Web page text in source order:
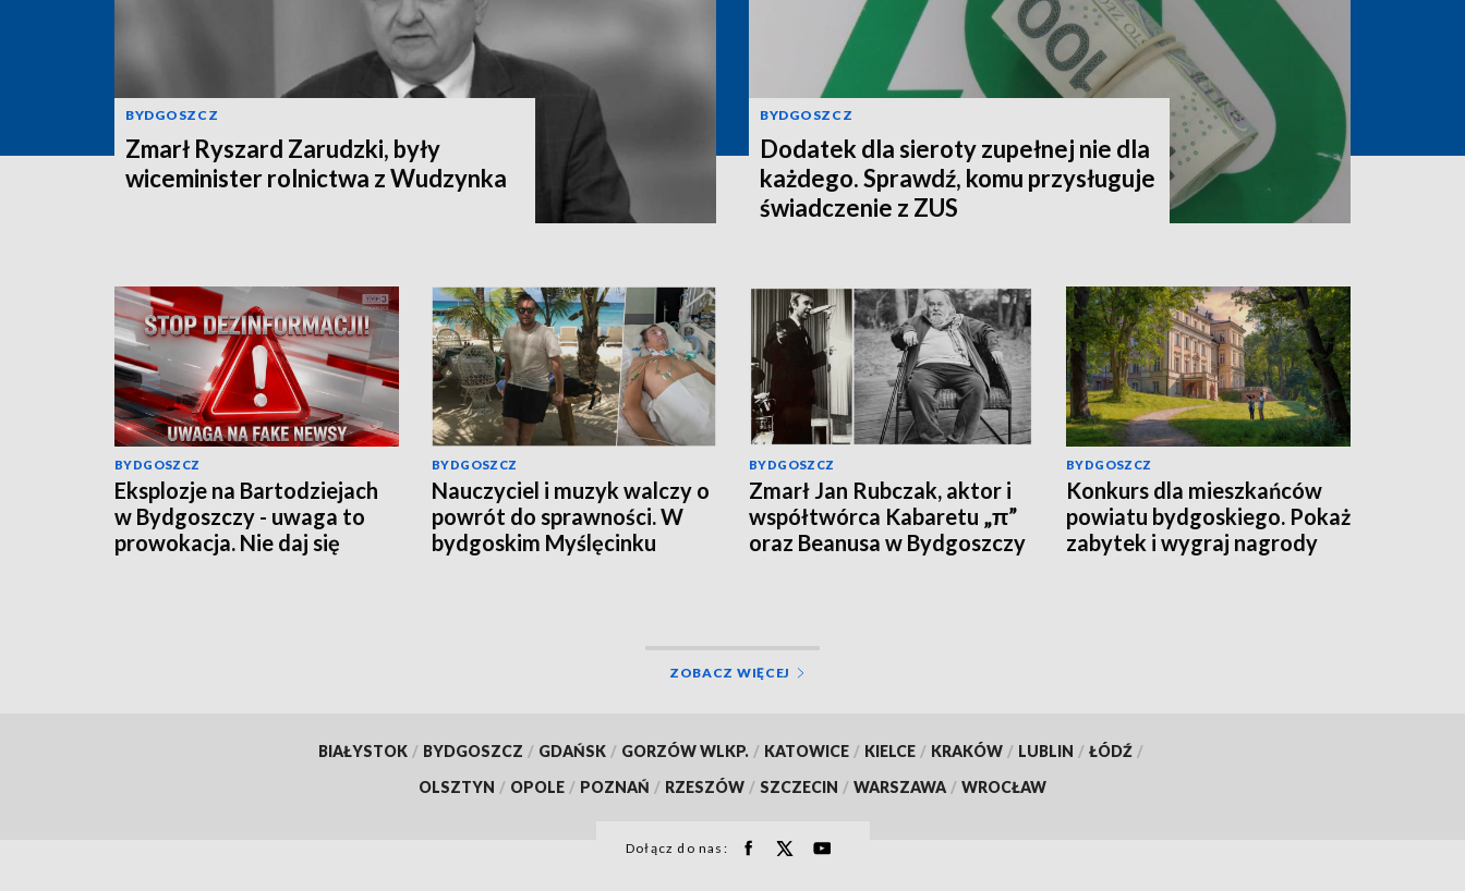
BYDGOSZCZ
Zmarł Ryszard Zarudzki, były
wiceminister rolnictwa z Wudzynka
BYDGOSZCZ
Dodatek dla sieroty zupełnej nie dla
każdego. Sprawdź, komu przysługuje
świadczenie z ZUS
BYDGOSZCZ
Eksplozje na Bartodziejach
w Bydgoszczy - uwaga to
prowokacja. Nie daj się
BYDGOSZCZ
Nauczyciel i muzyk walczy o
powrót do sprawności. W
bydgoskim Myślęcinku
BYDGOSZCZ
Zmarł Jan Rubczak, aktor i
współtwórca Kabaretu „π”
oraz Beanusa w Bydgoszczy
BYDGOSZCZ
Konkurs dla mieszkańców
powiatu bydgoskiego. Pokaż
zabytek i wygraj nagrody
ZOBACZ WIĘCEJ
BIAŁYSTOK / BYDGOSZCZ / GDAŃSK / GORZÓW WLKP. / KATOWICE / KIELCE / KRAKÓW / LUBLIN / ŁÓDŹ /
OLSZTYN / OPOLE / POZNAŃ / RZESZÓW / SZCZECIN / WARSZAWA / WROCŁAW
Dołącz do nas: